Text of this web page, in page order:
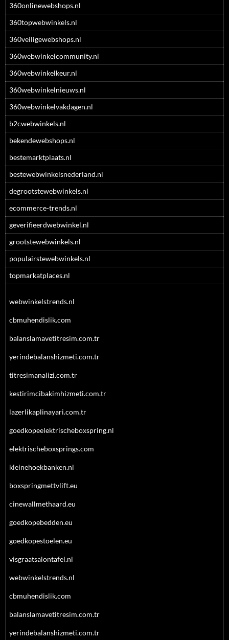
360onlinewebshops.nl
360topwebwinkels.nl
360veiligewebshops.nl
360webwinkelcommunity.nl
360webwinkelkeur.nl
360webwinkelnieuws.nl
360webwinkelvakdagen.nl
b2cwebwinkels.nl
bekendewebshops.nl
bestemarktplaats.nl
bestewebwinkelsnederland.nl
degrootstewebwinkels.nl
ecommerce-trends.nl
geverifieerdwebwinkel.nl
grootstewebwinkels.nl
populairstewebwinkels.nl
topmarkatplaces.nl
webwinkelstrends.nl
cbmuhendislik.com
balanslamavetitresim.com.tr
yerindebalanshizmeti.com.tr
titresimanalizi.com.tr
kestirimcibakimhizmeti.com.tr
lazerlikaplinayari.com.tr
goedkopeelektrischeboxspring.nl
elektrischeboxsprings.com
kleinehoekbanken.nl
boxspringmettvlift.eu
cinewallmethaard.eu
goedkopebedden.eu
goedkopestoelen.eu
visgraatsalontafel.nl
webwinkelstrends.nl
cbmuhendislik.com
balanslamavetitresim.com.tr
yerindebalanshizmeti.com.tr